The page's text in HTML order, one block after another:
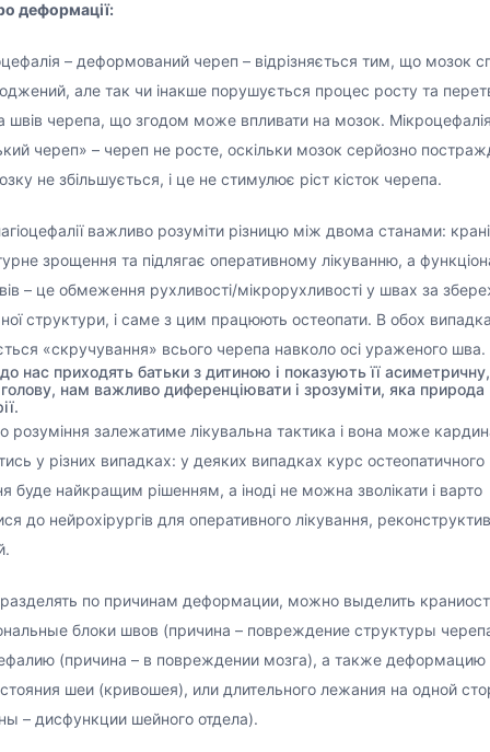
деформації:
– деформований череп – відрізняється тим, що мозок
але так чи інакше порушується процес росту та
швів черепа, що згодом може впливати на мозок.
череп» – череп не росте, оскільки мозок серйозно
не збільшується, і це не стимулює ріст кісток черепа. ⠀
важливо розуміти різницю між двома станами:
зрощення та підлягає оперативному лікуванню, а
– це обмеження рухливості/мікрорухливості у швах за
структури, і саме з цим працюють остеопати. В обох
«скручування» всього черепа навколо осі ураженого шва.
нас приходять батьки з дитиною і показують її асиметричну,
нам важливо диференціювати і зрозуміти, яка природа
розуміння залежатиме лікувальна тактика і вона може
у різних випадках: у деяких випадках курс остеопатичного
буде найкращим рішенням, а іноді не можна зволікати і варто
до нейрохірургів для оперативного лікування,
⠀⠀
по причинам деформации, можно выделить
блоки швов (причина – повреждение структуры
(причина – в повреждении мозга), а также деформацию
шеи (кривошея), или длительного лежания на одной
– дисфункции шейного отдела).